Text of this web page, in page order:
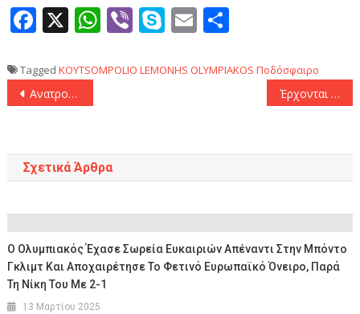
Facebook
X WhatsApp
ViberSkype
Email
Tagged KOYTSOMPOLIO LEMONHS OLYMPIAKOS Ποδόσφαιρο
Πλοήγηση
Ανατροπή δεδομένων: Στο Αμπού Ντάμπι θα διεξαχθεί το φετινό Final-4 της Ευρωλίγκα! Έρχονται επιστροφές για τον Παναθηναϊκό, ενόψει Ατρομήτου
Σχετικά Άρθρα
Ο Ολυμπιακός Έχασε Σωρεία Ευκαιριών Απέναντι Στην Μπόντο
Γκλιμτ Και Αποχαιρέτησε Το Φετινό Ευρωπαϊκό Όνειρο, Παρά
Τη Νίκη Του Με 2-1
13 Μαρτίου 2025